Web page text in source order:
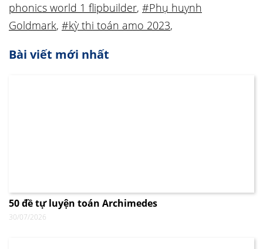
phonics world 1 flipbuilder, #Phụ huynh
Goldmark, #kỳ thi toán amo 2023,
Bài viết mới nhất
50 đề tự luyện toán Archimedes
30/07/2026